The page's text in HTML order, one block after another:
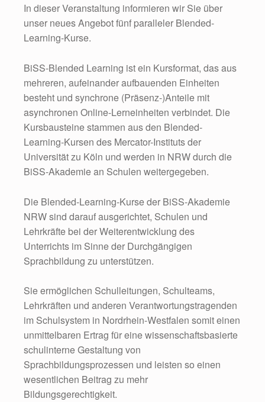
In dieser Veranstaltung informieren wir Sie über
unser neues Angebot fünf paralleler Blended-
Learning-Kurse.
BiSS-Blended Learning ist ein Kursformat, das aus
mehreren, aufeinander aufbauenden Einheiten
besteht und synchrone (Präsenz-)Anteile mit
asynchronen Online-Lerneinheiten verbindet. Die
Kursbausteine stammen aus den Blended-
Learning-Kursen des Mercator-Instituts der
Universität zu Köln und werden in NRW durch die
BiSS-Akademie an Schulen weitergegeben.
Die Blended-Learning-Kurse der BiSS-Akademie
NRW sind darauf ausgerichtet, Schulen und
Lehrkräfte bei der Weiterentwicklung des
Unterrichts im Sinne der Durchgängigen
Sprachbildung zu unterstützen.
Sie ermöglichen Schulleitungen, Schulteams,
Lehrkräften und anderen Verantwortungstragenden
im Schulsystem in Nordrhein-Westfalen somit einen
unmittelbaren Ertrag für eine wissenschaftsbasierte
schulinterne Gestaltung von
Sprachbildungsprozessen und leisten so einen
wesentlichen Beitrag zu mehr
Bildungsgerechtigkeit.